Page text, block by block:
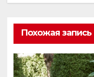
Похожая запись